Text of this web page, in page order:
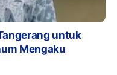
untuk
Mengaku